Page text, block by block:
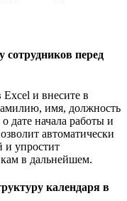
сотрудников перед
Excel и внесите в
имя, должность
дате начала работы и
автоматически
и упростит
в дальнейшем.
календаря в